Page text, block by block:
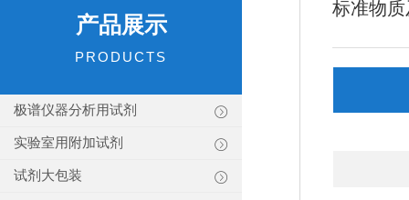
产品展示
PRODUCTS
极谱仪器分析用试剂
实验室用附加试剂
试剂大包装
标准物